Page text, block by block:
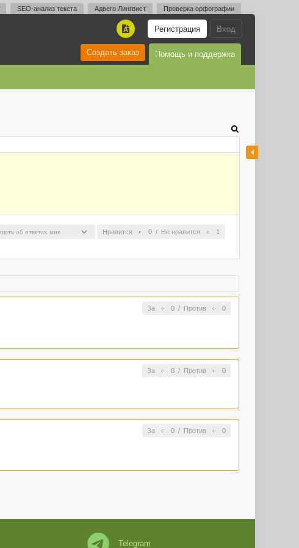
SEO-анализ текста Адвего Лингвист Проверка орфографии
Вход
Регистрация
A
Помощь и поддержка
Создать заказ
Нравится 0 / Не нравится 1
За 0/ Против 0
За 0/ Против 0
За 0/ Против 0
Telegram